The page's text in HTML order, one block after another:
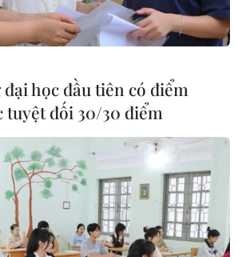
học đầu tiên có điểm
tuyệt đối 30/30 điểm